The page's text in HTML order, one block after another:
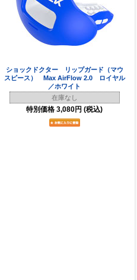
ショックドクター リップガード（マウ
スピース） Max AirFlow 2.0 ロイヤル
／ホワイト
在庫なし
特別価格 3,080円 (税込)